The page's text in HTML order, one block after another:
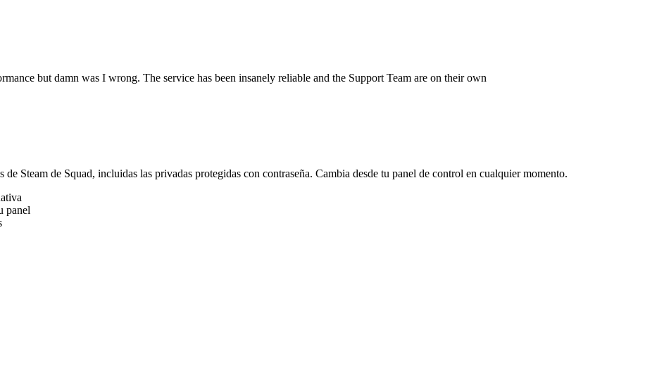
but damn was I wrong. The service has been insanely reliable and the Support Team are on their own
de Steam de Squad, incluidas las privadas protegidas con contraseña. Cambia desde tu panel de control en cualquier momento.
panel